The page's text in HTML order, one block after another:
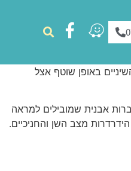
באופן שוטף אצל
אבנית שמובילים למראה
מצב השן והחניכיים.